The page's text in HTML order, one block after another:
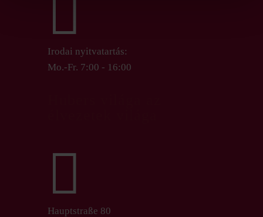

Irodai nyitvatartás:
Mo.-Fr. 7:00 - 16:00

Hauptstraße 80